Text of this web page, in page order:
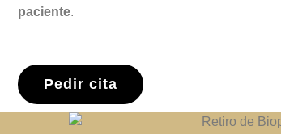
paciente.
Pedir cita